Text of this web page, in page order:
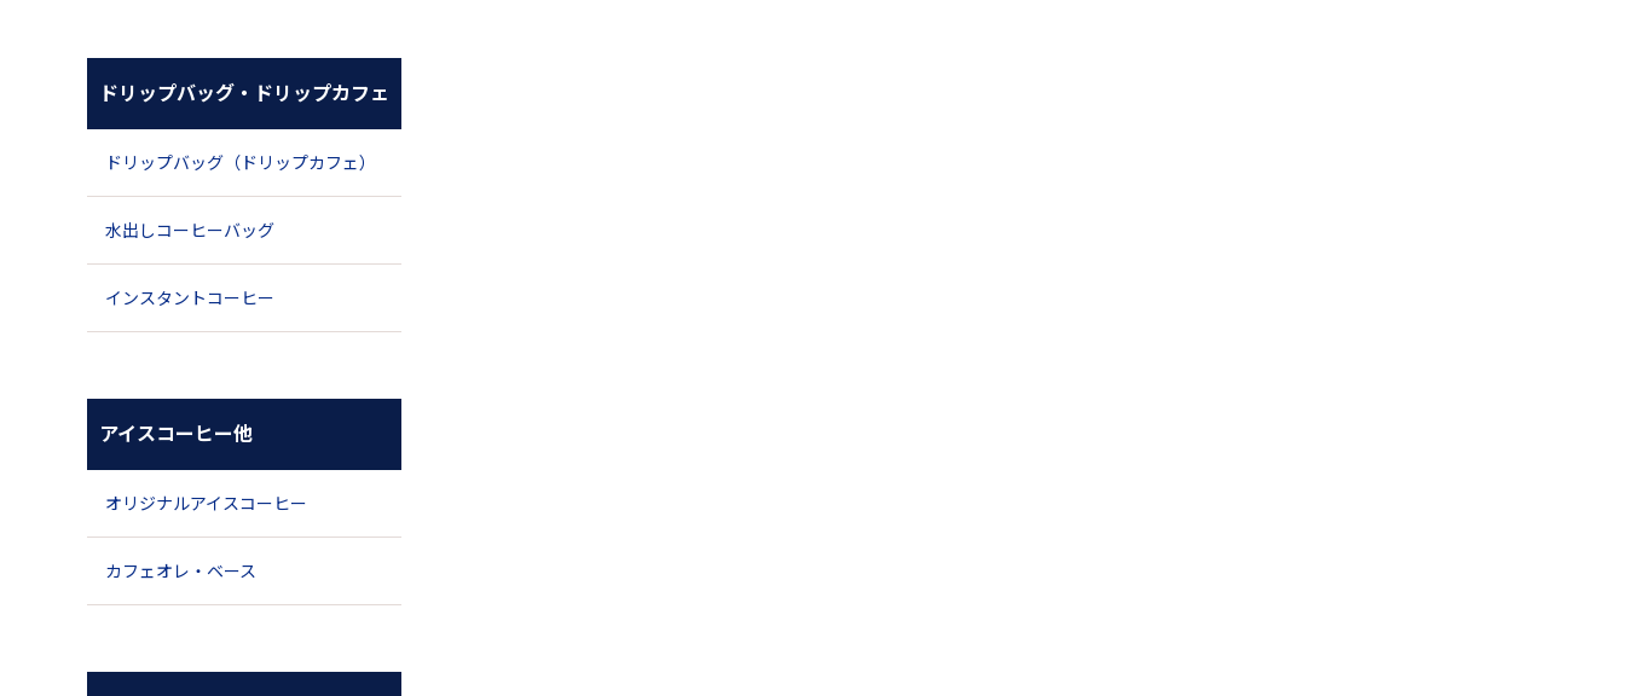
ドリップバッグ・ドリップカフェ
ドリップバッグ（ドリップカフェ）
水出しコーヒーバッグ
インスタントコーヒー
アイスコーヒー他
オリジナルアイスコーヒー
カフェオレ・ベース